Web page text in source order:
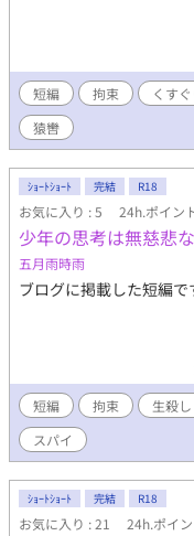
短編 拘束 くすぐ
猿轡
ｼｮｰﾄｼｮｰﾄ 完結 R18
お気に入り : 5 24h.ポイン
少年の思考は無慈悲
五月雨時雨
ブログに掲載した短編で
短編 拘束 生殺し
スパイ
ｼｮｰﾄｼｮｰﾄ 完結 R18
お気に入り : 21 24h.ポイ